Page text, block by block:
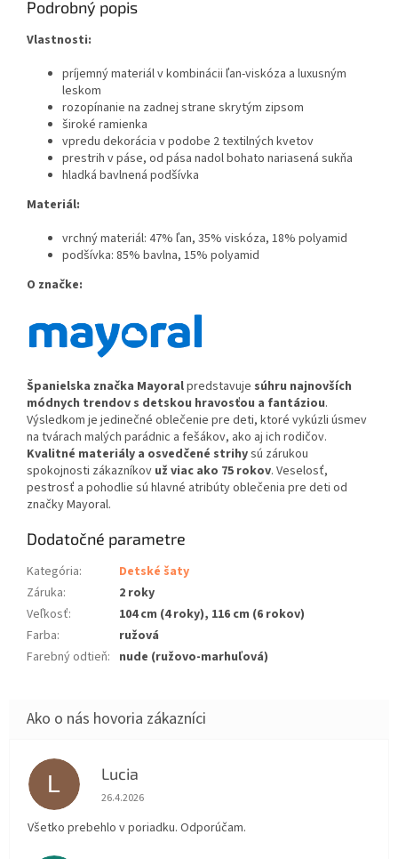
Podrobný popis
Vlastnosti:
príjemný materiál v kombinácii ľan-viskóza a luxusným
leskom
rozopínanie na zadnej strane skrytým zipsom
široké ramienka
vpredu dekorácia v podobe 2 textilných kvetov
prestrih v páse, od pása nadol bohato nariasená sukňa
hladká bavlnená podšívka
Materiál:
vrchný materiál: 47% ľan, 35% viskóza, 18% polyamid
podšívka: 85% bavlna, 15% polyamid
O značke:
Španielska značka Mayoralpredstavuje súhru najnovších
módnych trendov s detskou hravosťou a fantáziou.
Výsledkom je jedinečné oblečenie pre deti, ktoré vykúzli úsmev
na tvárach malých parádnic a fešákov, ako aj ich rodičov.
Kvalitné materiály a osvedčené strihysú zárukou
spokojnosti zákazníkov už viac ako 75 rokov. Veselosť,
pestrosť a pohodlie sú hlavné atribúty oblečenia pre deti od
značky Mayoral.
Dodatočné parametre
Kategória:
Detské šaty
Záruka:
2 roky
Veľkosť:
104 cm (4 roky), 116 cm (6 rokov)
Farba:
ružová
Farebný odtieň: nude (ružovo-marhuľová)
L Lucia
Hodnotenie obchodu je 5 z 5 hviezdičiek.
26.4.2026
Všetko prebehlo v poriadku. Odporúčam.